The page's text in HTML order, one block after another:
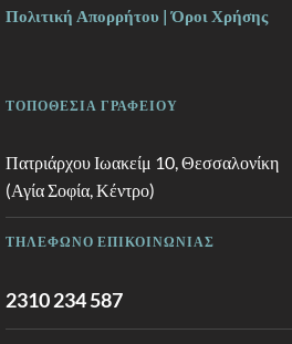
Πολιτική Απορρήτου | Όροι Χρήσης
ΤΟΠΟΘΕΣΙΑ ΓΡΑΦΕΙΟΥ
Πατριάρχου Ιωακείμ 10, Θεσσαλονίκη
(Αγία Σοφία, Κέντρο)
ΤΗΛΕΦΩΝΟ ΕΠΙΚΟΙΝΩΝΙΑΣ
2310 234 587